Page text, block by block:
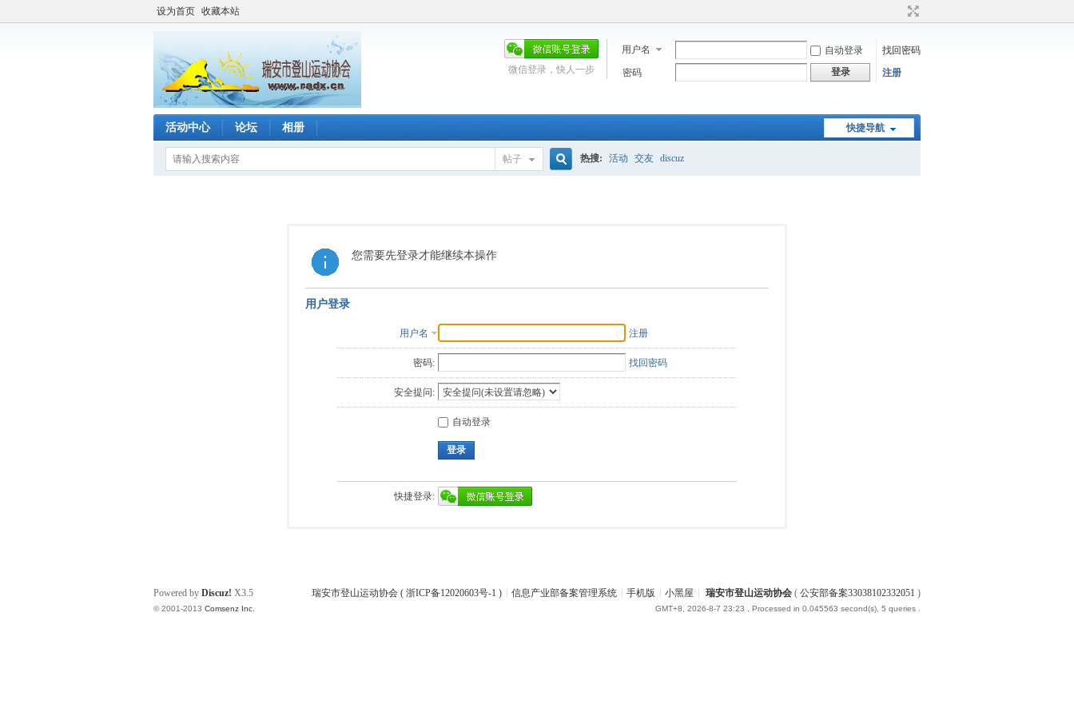
设为首页 收藏本站
用户名 自动登录
找回密码
密码
登录 注册
微信登录，快人一步
快捷导航
活动中心 论坛 相册
帖子 热搜: 活动 交友 discuz
您需要先登录才能继续本操作
用户登录
用户名 注册
密码: 找回密码
安全提问:
自动登录
登录
快捷登录:
瑞安市登山运动协会 ( 浙ICP备12020603号-1 ) 信息产业部备案管理系统 手机版 小黑屋 瑞安市登山运动协会 ( 公安部备案33038102332051 )
GMT+8, 2026-8-7 23:23 , Processed in 0.045563 second(s), 5 queries .
Powered by Discuz! X3.5
© 2001-2013 Comsenz Inc.